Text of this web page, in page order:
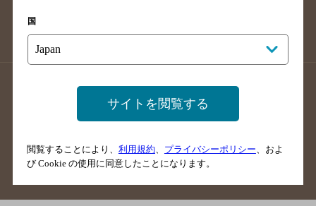
沖縄県のバー検索
店舗登録方法のご案内
店舗情報更新方法のご案内
掲載店舗様ログイン
ご意見・ご感想
国
サイトを閲覧する
閲覧することにより、 利用規約 プライバシーポリシー 、およ
び Cookie の使用に同意したことになります。